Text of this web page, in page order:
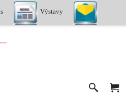
Výstavy